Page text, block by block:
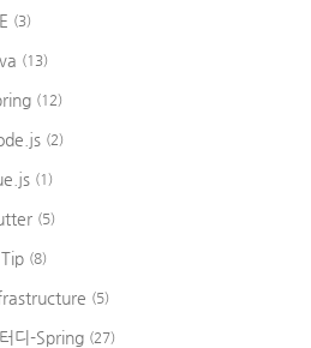
(3)
(13)
(12)
(2)
(1)
(5)
(8)
(5)
디-Spring (27)